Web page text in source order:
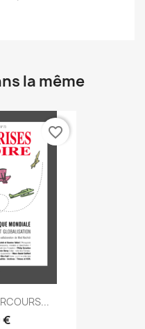
la même
€
favorite_border